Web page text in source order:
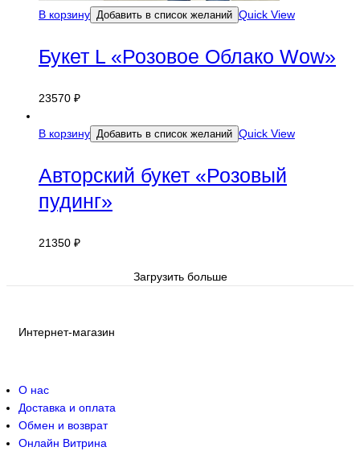
В корзину Добавить в список желаний Quick View
Букет L «Розовое Облако Wow»
23570 ₽
В корзину Добавить в список желаний Quick View
Авторский букет «Розовый
пудинг»
21350 ₽
Загрузить больше
Интернет-магазин
О нас
Доставка и оплата
Обмен и возврат
Онлайн Витрина